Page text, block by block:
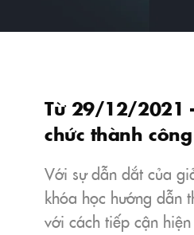
Từ 29/12/2021
chức thành
Với sự dẫn dắt của
khóa học hướng dẫn
với cách tiếp cận